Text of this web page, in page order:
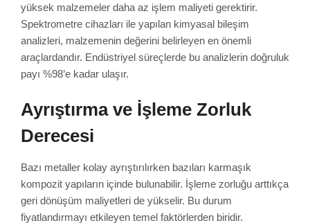
yüksek malzemeler daha az işlem maliyeti gerektirir.
Spektrometre cihazları ile yapılan kimyasal bileşim
analizleri, malzemenin değerini belirleyen en önemli
araçlardandır. Endüstriyel süreçlerde bu analizlerin doğruluk
payı %98’e kadar ulaşır.
Ayrıştırma ve İşleme Zorluk
Derecesi
Bazı metaller kolay ayrıştırılırken bazıları karmaşık
kompozit yapıların içinde bulunabilir. İşleme zorluğu arttıkça
geri dönüşüm maliyetleri de yükselir. Bu durum
fiyatlandırmayı etkileyen temel faktörlerden biridir.